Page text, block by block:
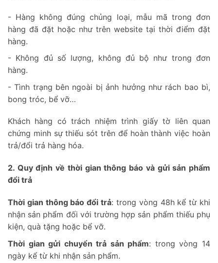
- Hàng không đúng chủng loại, mẫu mã trong đơn
hàng đã đặt hoặc như trên website tại thời điểm đặt
hàng.
- Không đủ số lượng, không đủ bộ như trong đơn
hàng.
- Tình trạng bên ngoài bị ảnh hưởng như rách bao bì,
bong tróc, bể vỡ…
Khách hàng có trách nhiệm trình giấy tờ liên quan
chứng minh sự thiếu sót trên để hoàn thành việc hoàn
trả/đổi trả hàng hóa.
2. Quy định về thời gian thông báo và gửi sản phẩm
đổi trả
Thời gian thông báo đổi trả: trong vòng 48h kể từ khi
nhận sản phẩm đối với trường hợp sản phẩm thiếu phụ
kiện, quà tặng hoặc bể vỡ.
Thời gian gửi chuyển trả sản phẩm: trong vòng 14
ngày kể từ khi nhận sản phẩm.